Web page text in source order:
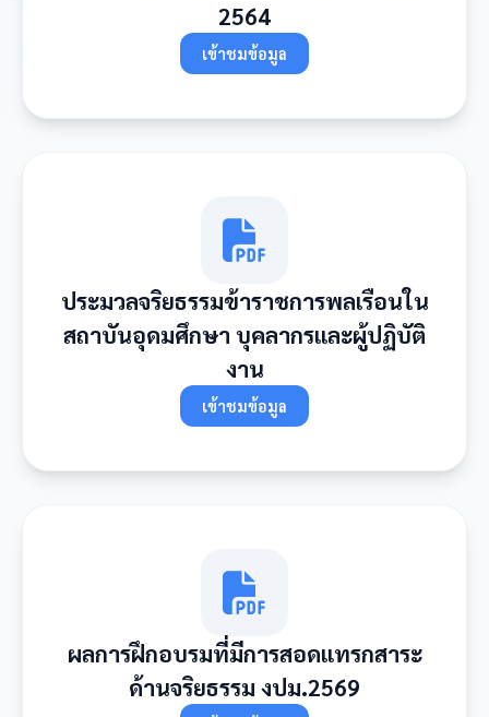
2564
เข้าชมข้อมูล
ประมวลจริยธรรมข้าราชการพลเรือนใน
สถาบันอุดมศึกษา บุคลากรและผู้ปฏิบัติ
งาน
เข้าชมข้อมูล
ผลการฝึกอบรมที่มีการสอดแทรกสาระ
ด้านจริยธรรม งปม.2569